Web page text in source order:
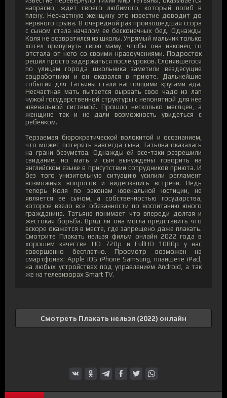
напрасно, ждет своего любимого, который погиб в
плену. Несчастную женщину это известие доводит до
нервного срыва. В очередной раз произошедшая ссора
с сыном стала началом ее бесконечных бед. Однажды
Коля не возвратился из школы. Упрямый мальчик только
хотел припугнуть свою маму, чтобы она наконец-то
отстала от него со своими нравоучениями. Подросток
решил просто задержаться после уроков. Слонявшегося
по улицам города школьника заметили вездесущие
соцработники и он оказался в приюте. Дальнейшие
события для Татьяны стали настоящими кругами ада.
Несчастная мать пытается вырвать свое чадо из лап
чужой государственной структуры с непонятной для нее
ювенальной системой. Прошло несколько месяцев, а
женщине так и не дали возможность увидеться с
ребенком.
Терзаемая бюрократической волокитой и осознанием,
что может потерять навсегда сына, Татьяна оказалась
на грани безумства. Однажды ей все-таки разрешили
свидание, но мать и сын вынуждены говорить на
английском языке в присутствии сотрудников приюта. И
без того унизительную ситуацию усилили регламент
возможных вопросов и видеозапись встречи. Ведь
теперь Коля по законам ювенальной юстиции, не
является ее сыном, а собственностью государства,
которое взяло все обязанности по воспитанию юного
гражданина. Татьяна понимает что впереди долгая и
жестокая борьба. Вряд ли она могла представить что
вскоре окажется в месте, где запрещено даже плакать.
Смотрите Плакать нельзя фильм онлайн 2022 года в
хорошем качестве HD 720p и FullHD 1080p у нас
совершенно бесплатно. Просмотр возможен на
смартфонах: Apple iOS iPhone Samsung, планшете iPad,
на любых устройствах под управлением Android, а так
же на телевизорах Smart TV.
Смотреть Плакать нельзя (2022) онлайн